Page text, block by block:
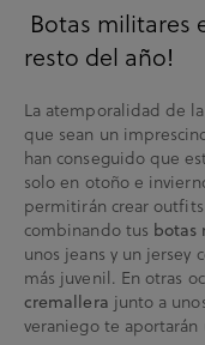
Botas militares
resto del año!
La atemporalidad de
que sean un
han conseguido que
solo en otoño e
permitirán crear
combinando tus botas
unos jeans y un jersey
más juvenil. En otras
cremallera junto a
veraniego te